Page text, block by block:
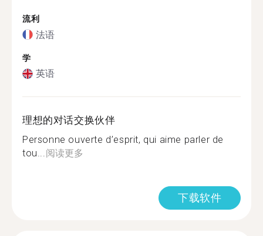
流利
法语
学
英语
理想的对话交换伙伴
Personne ouverte d’esprit, qui aime parler de
tou...阅读更多
下载软件